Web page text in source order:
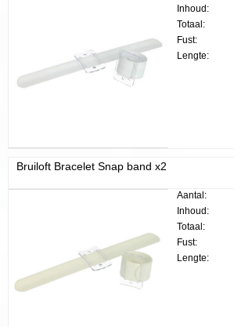
Inhoud:
Totaal:
Fust:
Lengte:
Bruiloft Bracelet Snap band x2
Aantal:
Inhoud:
Totaal:
Fust:
Lengte: